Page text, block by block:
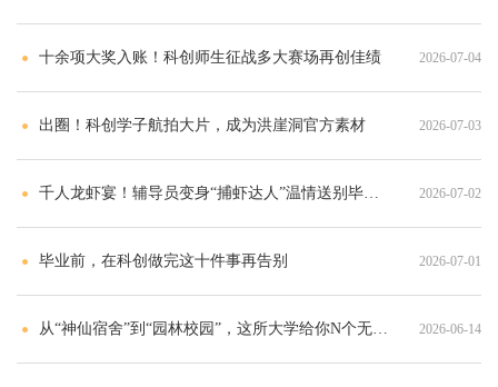
十余项大奖入账！科创师生征战多大赛场再创佳绩 2026-07-04
出圈！科创学子航拍大片，成为洪崖洞官方素材 2026-07-03
千人龙虾宴！辅导员变身“捕虾达人”温情送别毕业生 2026-07-02
毕业前，在科创做完这十件事再告别 2026-07-01
从“神仙宿舍”到“园林校园”，这所大学给你N个无法拒绝的理由 2026-06-14